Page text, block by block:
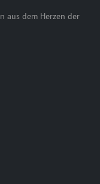
aus dem Herzen der